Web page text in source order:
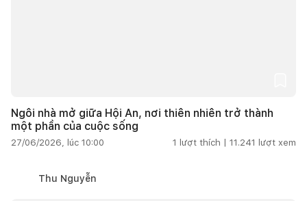
Ngôi nhà mở giữa Hội An, nơi thiên nhiên trở thành
một phần của cuộc sống
27/06/2026, lúc 10:00 1 lượt thích | 11.241 lượt xem
Thu Nguyễn